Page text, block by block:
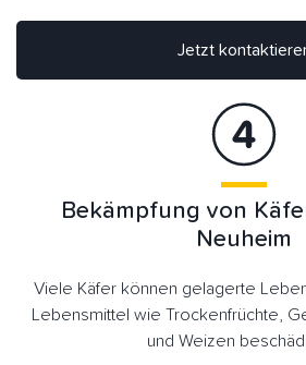
Jetzt
Bekämpfung von
Neuheim
Viele Käfer können gelagerte
Lebensmittel wie Trockenfrüchte,
und Weizen